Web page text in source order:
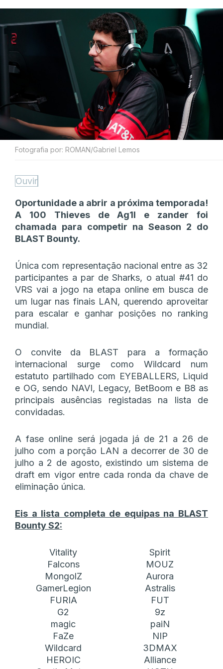
Fotografia por: ROMAN/Gabriel Lemos
Ouvir
Oportunidade a abrir a próxima temporada!
A 100 Thieves de Ag1l e zander foi
chamada para competir na Season 2 do
BLAST Bounty.
Única com representação nacional entre as 32
participantes a par de Sharks, o atual #41 do
VRS vai a jogo na etapa online em busca de
um lugar nas finais LAN, querendo aproveitar
para escalar e ganhar posições no ranking
mundial.
O convite da BLAST para a formação
internacional surge como Wildcard num
estatuto partilhado com EYEBALLERS, Liquid
e OG, sendo NAVI, Legacy, BetBoom e B8 as
principais ausências registadas na lista de
convidadas.
A fase online será jogada já de 21 a 26 de
julho com a porção LAN a decorrer de 30 de
julho a 2 de agosto, existindo um sistema de
draft em vigor entre cada ronda da chave de
eliminação única.
Eis a lista completa de equipas na BLAST
Bounty S2:
Vitality
Spirit
Falcons
MOUZ
MongolZ
Aurora
GamerLegion
Astralis
FURIA
FUT
G2
9z
magic
paiN
FaZe
NIP
Wildcard
3DMAX
HEROIC
Alliance